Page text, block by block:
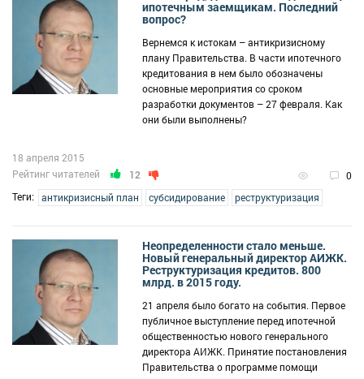
ипотечным заемщикам. Последний
вопрос?
Вернемся к истокам – антикризисному
плану Правительства. В части ипотечного
кредитования в нем было обозначены
основные мероприятия со сроком
разработки документов – 27 февраля. Как
они были выполнены?
Рейтинг читателей 12 0
18 апреля 2015
Теги: антикризисный план субсидирование реструктуризация
Неопределенности стало меньше.
Новый генеральный директор АИЖК.
Реструктуризация кредитов. 800
млрд. в 2015 году.
21 апреля было богато на события. Первое
публичное выступление перед ипотечной
общественностью нового генерального
директора АИЖК. Принятие постановления
Правительства о программе помощи